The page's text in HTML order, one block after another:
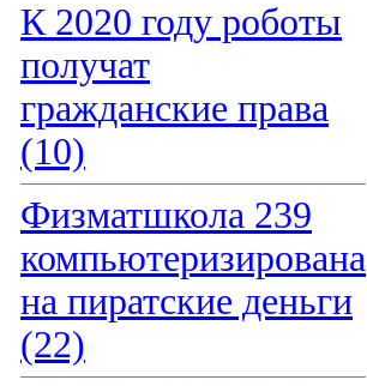
К 2020 году роботы
получат
гражданские права
(10)
Физматшкола 239
компьютеризирована
на пиратские деньги
(22)